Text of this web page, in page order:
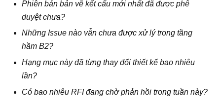
Phiên bản bản vẽ kết cấu mới nhất đã được phê
duyệt chưa?
Những Issue nào vẫn chưa được xử lý trong tầng
hầm B2?
Hạng mục này đã từng thay đổi thiết kế bao nhiêu
lần?
Có bao nhiêu RFI đang chờ phản hồi trong tuần này?